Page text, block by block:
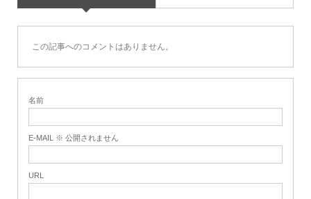
この記事へのコメントはありません。
名前
E-MAIL ※ 公開されません
URL